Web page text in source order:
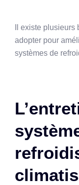
Il existe
adopter pour
systèmes de